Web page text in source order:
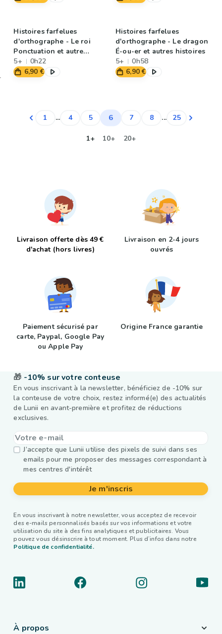
Histoires farfelues
d'orthographe - Le roi
Ponctuation et autre
histoire
5+
0h22
6,90 €
Histoires farfelues
d'orthographe - Le dragon
É-ou-er et autres histoires
5+
0h58
6,90 €
1 ... 4 5 6 7 8 ... 25
1+ 10+ 20+
Livraison offerte dès 49 €
d'achat (hors livres)
Livraison en 2-4 jours
ouvrés
Paiement sécurisé par
carte, Paypal, Google Pay
ou Apple Pay
Origine France garantie
🎁 -10% sur votre conteuse
En vous inscrivant à la newsletter, bénéficiez de -10% sur
la conteuse de votre choix, restez informé(e) des actualités
de Lunii en avant-première et profitez de réductions
exclusives.
J’accepte que Lunii utilise des pixels de suivi dans ses
emails pour me proposer des messages correspondant à
mes centres d'intérêt
Je m'inscris
En vous inscrivant à notre newsletter, vous acceptez de recevoir
des e-mails personnalisés basés sur vos informations et votre
utilisation du site à des fins analytiques et publicitaires. Vous
pouvez vous désinscrire à tout moment. Plus d’infos dans notre
Politique de confidentialité.
À propos